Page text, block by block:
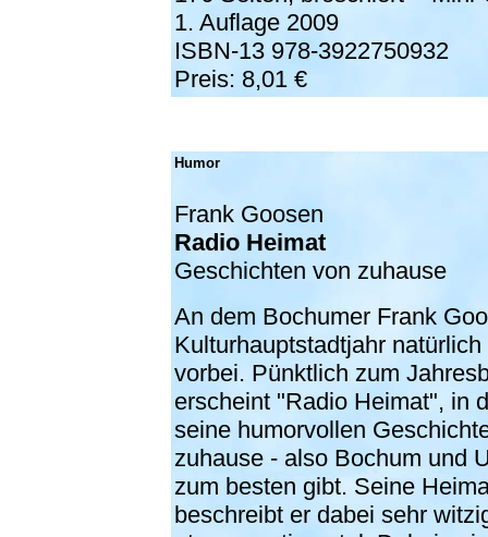
1. Auflage 2009
ISBN-13 978-3922750932
Preis: 8,01 €
Humor
Frank Goosen
Radio Heimat
Geschichten von zuhause
An dem Bochumer Frank
Kulturhauptstadtjahr
vorbei. Pünktlich zum
erscheint "Radio Heimat", in
seine humorvollen
zuhause - also Bochum und
zum besten gibt. Seine
beschreibt er dabei sehr